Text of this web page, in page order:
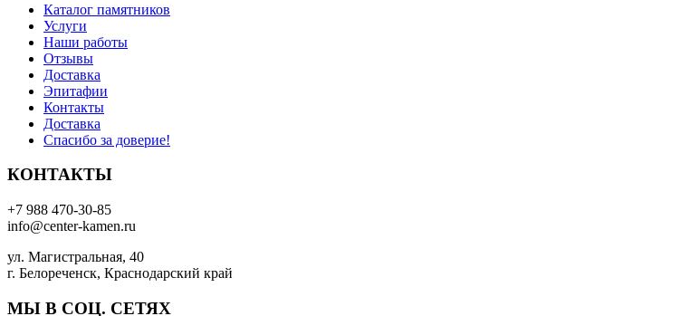
Каталог памятников
Услуги
Наши работы
Отзывы
Доставка
Эпитафии
Контакты
Доставка
Спасибо за доверие!
КОНТАКТЫ
+7 988 470-30-85
info@center-kamen.ru
ул. Магистральная, 40
г. Белореченск, Краснодарский край
МЫ В СОЦ. СЕТЯХ